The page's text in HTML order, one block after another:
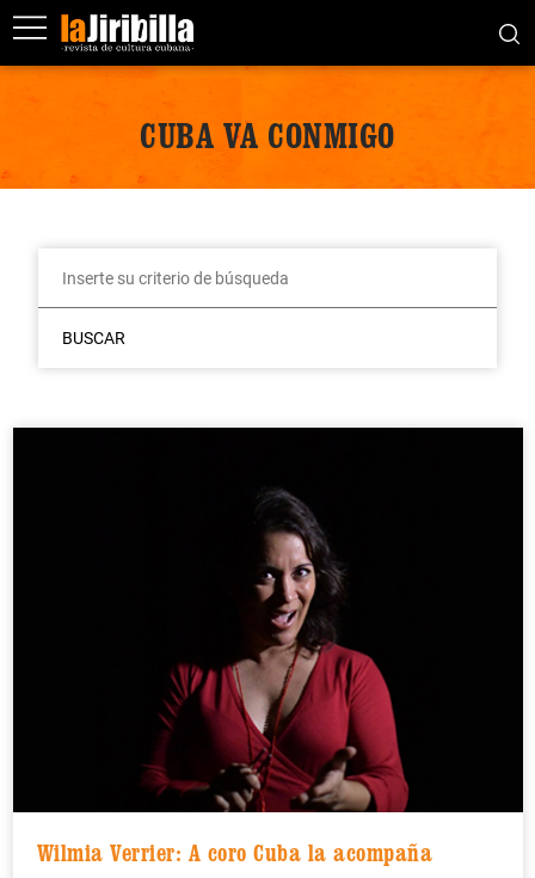
CUBA VA CONMIGO
BUSCAR
Wilmia Verrier: A coro Cuba la acompaña